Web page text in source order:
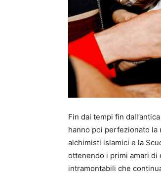
Fin dai tempi fin
hanno poi perfezionato la
alchimisti islamici e la
ottenendo i primi amari di
intramontabili che